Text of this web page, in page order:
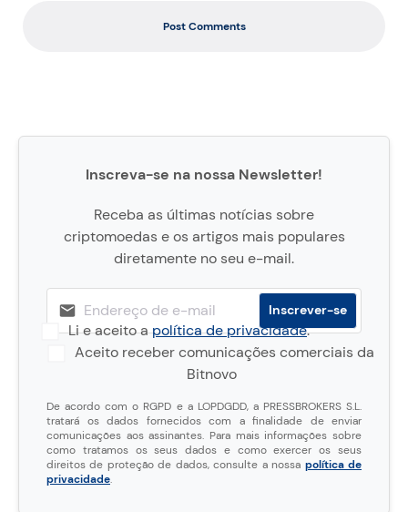
Post Comments
Inscreva-se na nossa Newsletter!
Receba as últimas notícias sobre
criptomoedas e os artigos mais populares
diretamente no seu e-mail.
Li e aceito apolítica de privacidade.
Aceito receber comunicações comerciais da
Bitnovo
De acordo com o RGPD e a LOPDGDD, a PRESSBROKERS S.L.
tratará os dados fornecidos com a finalidade de enviar
comunicações aos assinantes. Para mais informações sobre
como tratamos os seus dados e como exercer os seus
direitos de proteção de dados, consulte a nossa política de
privacidade.